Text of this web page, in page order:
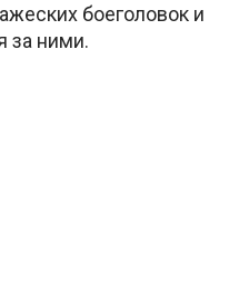
боеголовок и
за ними.